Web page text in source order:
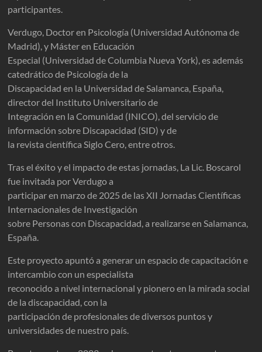
participantes.
Verdugo, Doctor en Psicología (Universidad Autónoma de
Madrid), y Máster en Educación
Especial (Universidad de Columbia Nueva York), es además
catedrático de Psicología de la
Discapacidad en la Universidad de Salamanca, España,
director del Instituto Universitario de
Integración en la Comunidad (INICO), del servicio de
información sobre Discapacidad (SID) y de
la revista científica Siglo Cero, entre otros.
Tras el éxito y el impacto de estas jornadas, La Lic. Boscarol
fue invitada por Verdugo a
participar en marzo de 2025 de las XII Jornadas Científicas
Internacionales de Investigación
sobre Personas con Discapacidad, a realizarse en Salamanca,
España.
Este proyecto apuntó a generar un espacio de capacitación e
intercambio con un especialista
reconocido a nivel internacional y pionero en la mirada social
de la discapacidad, con la
participación de profesionales de diversos puntos y
universidades de nuestro país.